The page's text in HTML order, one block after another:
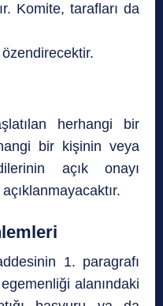
Komite, tarafları da
herhangi bir
bir kişinin veya
açık onayı
1. paragrafı
alanındaki